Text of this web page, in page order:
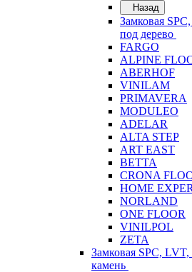
Назад
Замковая
под дерево
FARGO
ALPINE
ABERHOF
VINILAM
PRIMAVERA
MODULEO
ADELAR
ALTA STEP
ART EAST
BETTA
CRONA
HOME
NORLAND
ONE FLOOR
VINILPOL
ZETA
Замковая SPC,
камень